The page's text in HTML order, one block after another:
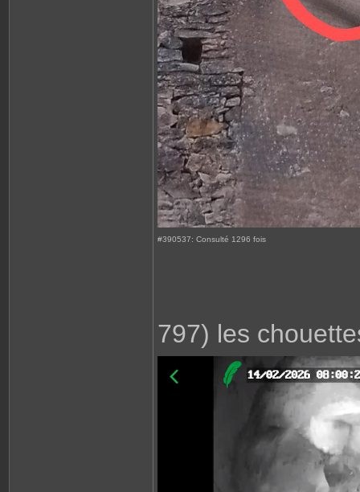
#390537: Consulté 1296 fois
797) les